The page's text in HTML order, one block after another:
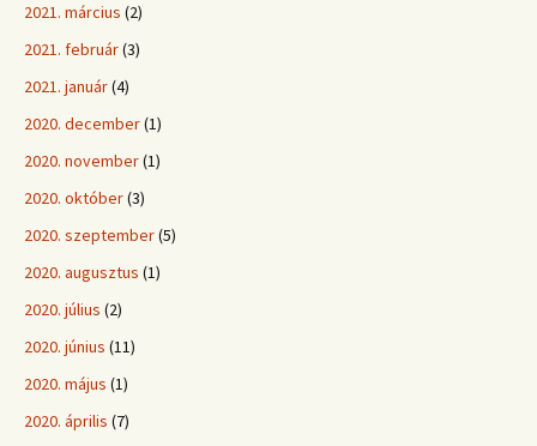
2021. március (2)
2021. február(3)
2021. január(4)
2020. december(1)
2020. november(1)
2020. október(3)
2020. szeptember(5)
2020. augusztus (1)
2020. július (2)
2020. június (11)
2020. május (1)
2020. április (7)